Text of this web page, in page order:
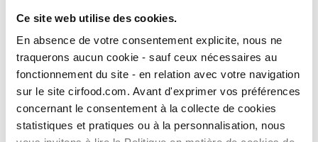
Ce site web utilise des cookies.
En absence de votre consentement explicite, nous ne
traquerons aucun cookie - sauf ceux nécessaires au
fonctionnement du site - en relation avec votre navigation
sur le site cirfood.com. Avant d'exprimer vos préférences
concernant le consentement à la collecte de cookies
statistiques et pratiques ou à la personnalisation, nous
en la qualité de notre modèle de
et certifions chaque étape du processus, et
avons mis en place un système de
certifications volontaires supplémentaires afin
de garantir les normes les plus élevées en
matière de sécurité alimentaire. Cela nous
permet d’accompagner nos clients vers le